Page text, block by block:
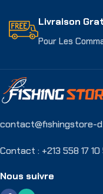
Livraison
Pour Les
contact@fishingstore-
Contact : +213 558 17 10
Nous suivre